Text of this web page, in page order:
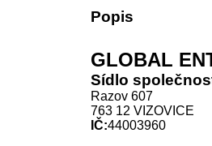
Popis
GLOBAL
Sídlo
Razov 607
763 12 VIZOVICE
IČ:44003960